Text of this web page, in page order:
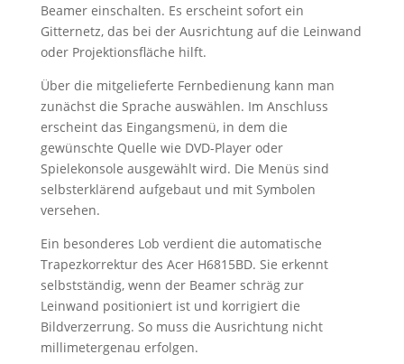
Beamer einschalten. Es erscheint sofort ein
Gitternetz, das bei der Ausrichtung auf die Leinwand
oder Projektionsfläche hilft.
Über die mitgelieferte Fernbedienung kann man
zunächst die Sprache auswählen. Im Anschluss
erscheint das Eingangsmenü, in dem die
gewünschte Quelle wie DVD-Player oder
Spielekonsole ausgewählt wird. Die Menüs sind
selbsterklärend aufgebaut und mit Symbolen
versehen.
Ein besonderes Lob verdient die automatische
Trapezkorrektur des Acer H6815BD. Sie erkennt
selbstständig, wenn der Beamer schräg zur
Leinwand positioniert ist und korrigiert die
Bildverzerrung. So muss die Ausrichtung nicht
millimetergenau erfolgen.